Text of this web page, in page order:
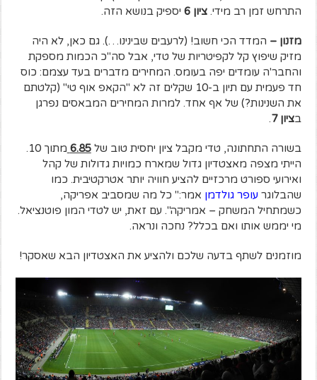
התרחש זמן רב מידי.ציון 6 יספיק בנושא הזה.
מזנון – המדד הכי חשוב! (לרעבים שבינינו…). גם כאן, לא היה
מזיק שיפוץ קל לקפיטריות של טדי, אבל סה"כ הכמות מספקת
והחבר'ה עומדים יפה בעומס. המחירים מדברים בעד עצמם: כוס
חד פעמית עם תיון ב-10 שקלים זה לא "הקאפ אוף טי" (קלטתם
את השנינות?) של אף אחד. למרות המחירים המבאסים נפרגן
בציון 7 .
בשורה התחתונה, טדי מקבל ציון יחסית טוב של6.85
מתוך 10.
הייתי מצפה מאצטדיון גדול שמארח כמויות גדולות של קהל
ואירועי ספורט מרכזיים להציע חוויה יותר אטרקטיבית. כמו
שהבלוגרעופר גולדמן אמר:" כל מה שמסביב אפריקה,
כשמתחיל המשחק – אמריקה". עם זאת, יש לטדי המון פוטנציאל.
מי יממש אותו ואם בכלל? נחכה ונראה.
מוזמנים לשתף בדעה שלכם ולהציע את האצטדיון הבא שאסקר!